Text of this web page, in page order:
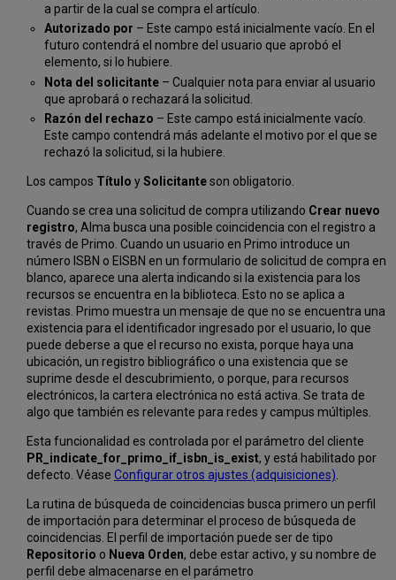
a partir de la cual se compra el artículo.
Autorizado por – Este campo está inicialmente vacío. En el
futuro contendrá el nombre del usuario que aprobó el
elemento, si lo hubiere.
Nota del solicitante– Cualquier nota para enviar al usuario
que aprobará o rechazará la solicitud.
Razón del rechazo – Este campo está inicialmente vacío.
Este campo contendrá más adelante el motivo por el que se
rechazó la solicitud, si la hubiere.
Los campos Título ySolicitanteson obligatorio.
Cuando se crea una solicitud de compra utilizando Crear nuevo
registro, Alma busca una posible coincidencia con el registro a
través de Primo. Cuando un usuario en Primo introduce un
número ISBN o EISBN en un formulario de solicitud de compra en
blanco, aparece una alerta indicando si la existencia para los
recursos se encuentra en la biblioteca. Esto no se aplica a
revistas. Primo muestra un mensaje de que no se encuentra una
existencia para el identificador ingresado por el usuario, lo que
puede deberse a que el recurso no exista, porque haya una
ubicación, un registro bibliográfico o una existencia que se
suprime desde el descubrimiento, o porque, para recursos
electrónicos, la cartera electrónica no está activa. Se trata de
algo que también es relevante para redes y campus múltiples.
Esta funcionalidad es controlada por el parámetro del cliente
PR_indicate_for_primo_if_isbn_is_exist, y está habilitado por
defecto. Véase Configurar otros ajustes (adquisiciones).
La rutina de búsqueda de coincidencias busca primero un perfil
de importación para determinar el proceso de búsqueda de
coincidencias. El perfil de importación puede ser de tipo
Repositorio o Nueva Orden, debe estar activo, y su nombre de
perfil debe almacenarse en el parámetro